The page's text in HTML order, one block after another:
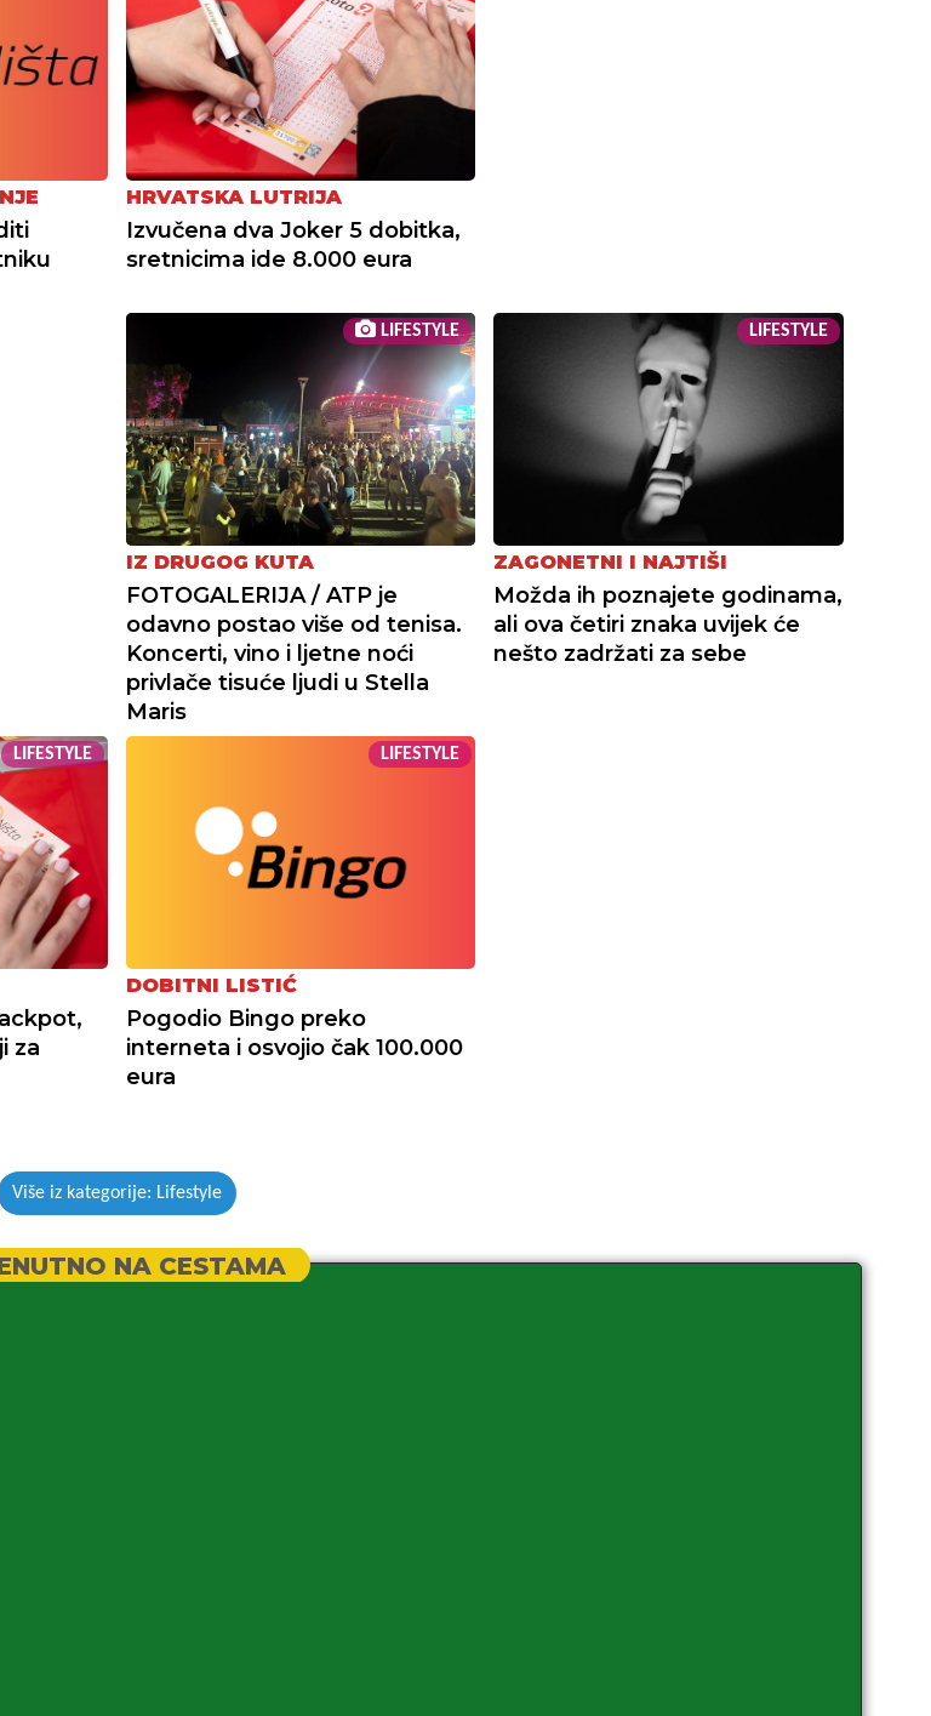
HRVATSKA LUTRIJA
Izvučena dva Joker 5 dobitka,
sretnicima ide 8.000 eura
LIFESTYLE
IZ DRUGOG KUTA
FOTOGALERIJA / ATP je
odavno postao više od tenisa.
Koncerti, vino i ljetne noći
privlače tisuće ljudi u Stella
Maris
LIFESTYLE
ZAGONETNI I NAJTIŠI
Možda ih poznajete godinama,
ali ova četiri znaka uvijek će
nešto zadržati za sebe
LIFESTYLE
za
LIFESTYLE
DOBITNI LISTIĆ
Pogodio Bingo preko
interneta i osvojio čak 100.000
eura
Više iz kategorije: Lifestyle
NA CESTAMA